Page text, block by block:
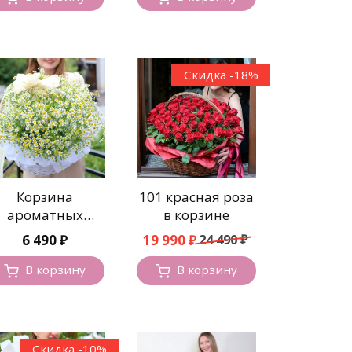
Корзина
ароматных
ромашек
6 490₽
В корзину
Скидка -18%
101 красная роза
в корзине
24 490₽
Первоначальная
цена
составляла
24
19 990₽
Текущая
цена:
19
990 ₽.
В корзину